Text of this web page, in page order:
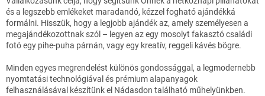
és a legszebb emlékeket maradandó, kézzel fogható ajándékká
formálni. Hisszük, hogy a legjobb ajándék az, amely személyesen a
megajándékozottnak szól – legyen az egy mosolyt fakasztó családi
fotó egy pihe-puha párnán, vagy egy kreatív, reggeli kávés bögre.
Minden egyes megrendelést különös gondossággal, a legmodernebb
nyomtatási technológiával és prémium alapanyagok
felhasználásával készítünk el Nádasdon található műhelyünkben.